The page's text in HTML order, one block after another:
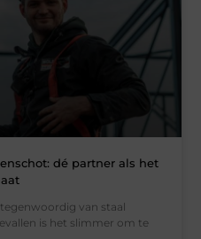
dé partner als het
van staal
is het slimmer om te